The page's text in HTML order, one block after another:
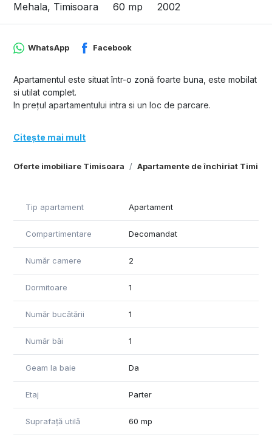
Mehala, Timisoara
60 mp 2002
Oferte imobiliare Timisoara Apartamente de închiriat
WhatsApp Facebook
Apartamentul este situat într-o zonă foarte buna, este mobilat
si utilat complet.
In prețul apartamentului intra si un loc de parcare.
Citește mai mult
Tip apartament Apartament
Compartimentare Decomandat
Număr camere 2
Dormitoare 1
Număr bucătării 1
Număr băi 1
Geam la baie Da
Etaj Parter
Suprafață utilă 60 mp